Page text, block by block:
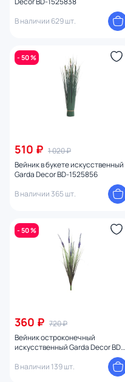
В наличии 629 шт.
- 50 %
510 ₽ 1 020 ₽
Вейник в букете искусственный
Garda Decor BD-1525856
В наличии 365 шт.
- 50 %
360 ₽ 720 ₽
Вейник остроконечный
искусственный Garda Decor BD-
В наличии 139 шт.